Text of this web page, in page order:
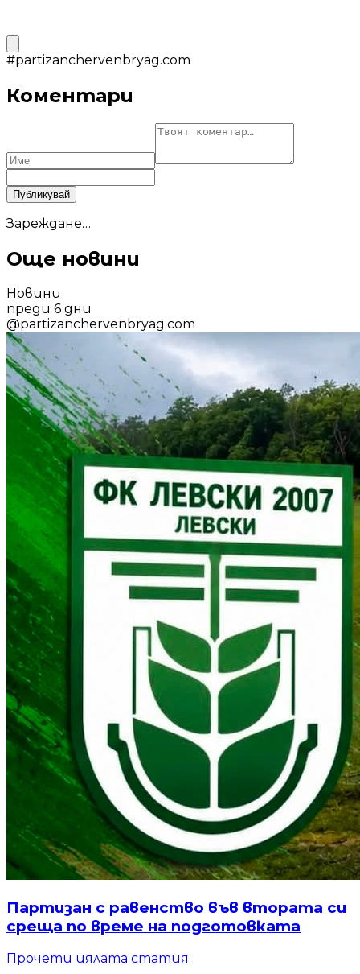
#partizanchervenbryag.com
Коментари
Публикувай
Зареждане…
Още новини
Новини
преди 6 дни
@partizanchervenbryag.com
Партизан с равенство във втората си
среща по време на подготовката
Прочети цялата статия